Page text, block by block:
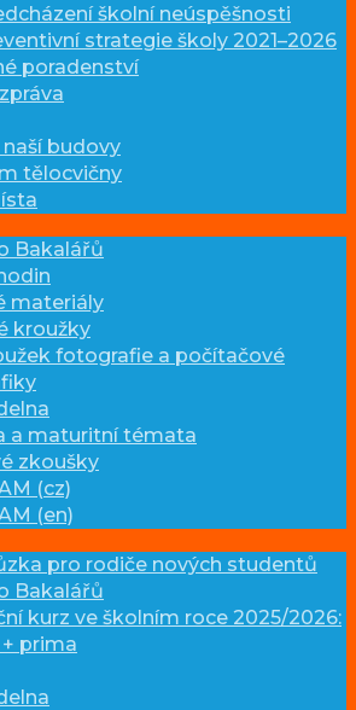
školní neúspěšnosti
strategie školy 2021–2026
poradenství
budovy
tělocvičny
Bakalářů
materiály
kroužky
fotografie a počítačové
a maturitní témata
zkoušky
(cz)
(en)
pro rodiče nových studentů
Bakalářů
kurz ve školním roce 2025/2026:
+ prima